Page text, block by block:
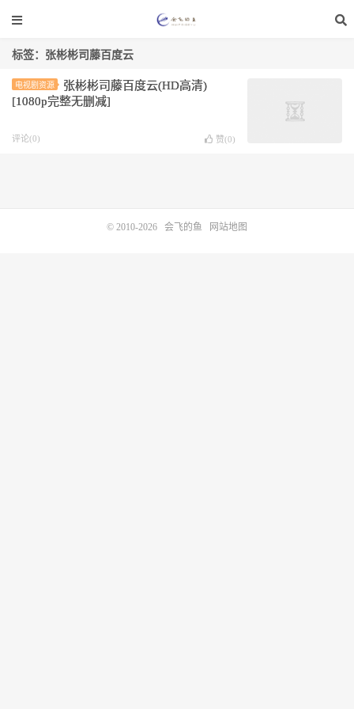
标签：张彬彬司藤百度云
电视剧资源
张彬彬司藤百度云(HD高清)
[1080p完整无删减]
评论(0) 赞(0)
© 2010-2026 会飞的鱼 网站地图